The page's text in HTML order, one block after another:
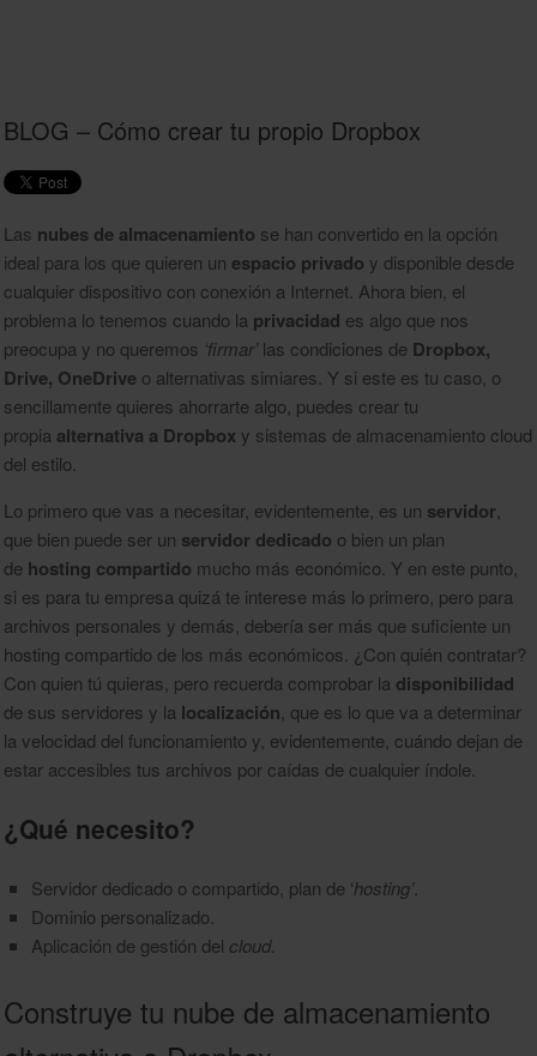
BLOG – Cómo crear tu propio Dropbox
Las nubes de almacenamiento se han convertido en la opción
ideal para los que quieren un espacio privado y disponible desde
cualquier dispositivo con conexión a Internet. Ahora bien, el
problema lo tenemos cuando la privacidad es algo que nos
preocupa y no queremos ‘firmar’las condiciones de Dropbox,
Drive, OneDrive o alternativas simiares. Y si este es tu caso, o
sencillamente quieres ahorrarte algo, puedes crear tu
propia alternativa a Dropbox y sistemas de almacenamiento cloud
del estilo.
Lo primero que vas a necesitar, evidentemente, es un servidor
que bien puede ser un servidor dedicado o bien un plan
de hosting compartido mucho más económico. Y en este punto,
si es para tu empresa quizá te interese más lo primero, pero para
archivos personales y demás, debería ser más que suficiente un
hosting compartido de los más económicos. ¿Con quién contratar?
Con quien tú quieras, pero recuerda comprobar la disponibilidad
de sus servidores y la localización , que es lo que va a determinar
la velocidad del funcionamiento y, evidentemente, cuándo dejan de
estar accesibles tus archivos por caídas de cualquier índole.
¿Qué necesito?
Servidor dedicado o compartido, plan de ‘hosting’.
Dominio personalizado.
Aplicación de gestión del cloud.
Construye tu nube de almacenamiento